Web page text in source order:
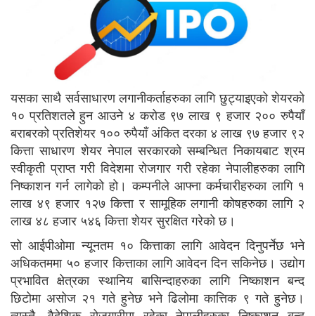
यसका साथै सर्वसाधारण लगानीकर्ताहरुका लागि छुट्याइएको शेयरको
१० प्रतिशतले हुन आउने ४ करोड ९७ लाख ९ हजार २०० रुपैयाँ
बराबरको प्रतिशेयर १०० रुपैयाँ अंकित दरका ४ लाख ९७ हजार ९२
कित्ता साधारण शेयर नेपाल सरकारको सम्बन्धित निकायबाट श्रम
स्वीकृती प्राप्त गरी विदेशमा रोजगार गरी रहेका नेपालीहरुका लागि
निष्काशन गर्न लागेको हो। कम्पनीले आफ्ना कर्मचारीहरुका लागि १
लाख ४९ हजार १२७ कित्ता र सामूहिक लगानी कोषहरुका लागि २
लाख ४८ हजार ५४६ कित्ता शेयर सुरक्षित गरेको छ।
सो आईपीओमा न्यूनतम १० कित्ताका लागि आवेदन दिनुपर्नेछ भने
अधिकतममा ५० हजार कित्ताका लागि आवेदन दिन सकिनेछ। उद्योग
प्रभावित क्षेत्रका स्थानिय बासिन्दाहरुका लागि निष्काशन बन्द
छिटोमा असोज २१ गते हुनेछ भने ढिलोमा कात्तिक ९ गते हुनेछ।